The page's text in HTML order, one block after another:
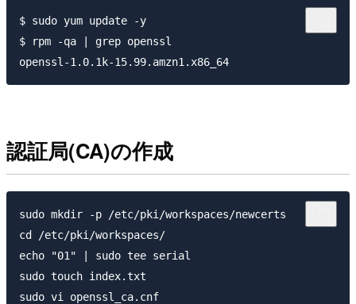
$ sudo yum update -y
$ rpm -qa | grep openssl
認証局(CA)の作成
sudo mkdir -p /etc/pki/workspaces/newcerts
cd /etc/pki/workspaces/
echo "01" | sudo tee serial
sudo touch index.txt
sudo vi openssl_ca.cnf